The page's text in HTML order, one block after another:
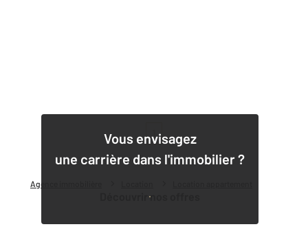
Agence immobilière
Vous envisagez
une carrière dans l'immobilier ?
Découvrir nos offres
1